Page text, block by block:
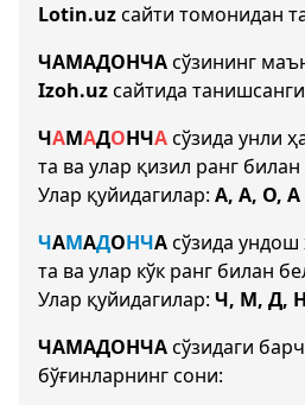
Lotin.uzсайти томонидан
ЧАМАДОНЧАсўзининг
Izoh.uzсайтида
ЧАМАДОНЧАсўзида унли
та ва улар қизил ранг
Улар қуйидагилар: А, А, О, А
ЧАМАДОНЧАсўзида
та ва улар кўк ранг билан
Улар қуйидагилар: Ч, М, Д,
ЧАМАДОНЧАсўзидаги
бўғинларнинг сони: